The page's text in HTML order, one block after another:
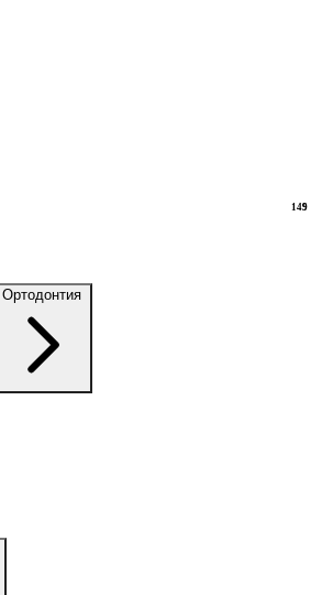
Ортодонтия
9
149